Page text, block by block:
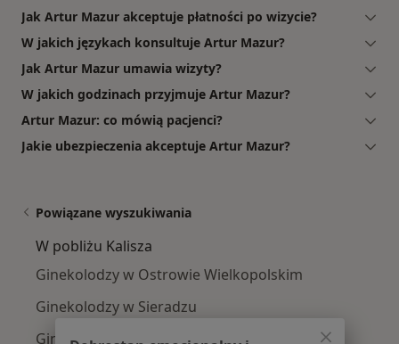
Jak Artur Mazur akceptuje płatności po wizycie?
W jakich językach konsultuje Artur Mazur?
Jak Artur Mazur umawia wizyty?
W jakich godzinach przyjmuje Artur Mazur?
Artur Mazur: co mówią pacjenci?
Jakie ubezpieczenia akceptuje Artur Mazur?
Powiązane wyszukiwania
W pobliżu Kalisza
Ginekolodzy w Ostrowie Wielkopolskim
Ginekolodzy w Sieradzu
Ginekolodzy w Krotoszynie